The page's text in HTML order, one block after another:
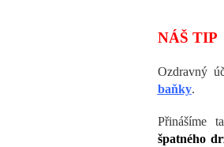
NÁŠ TIP
Ozdravný
baňky.
Přinášíme
špatného